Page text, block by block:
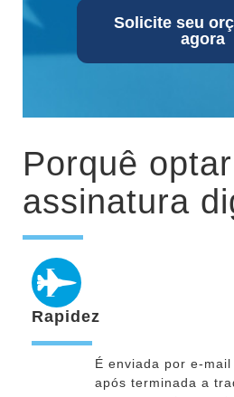
Solicite seu
agora
Porquê
assinatura
Rapidez
É enviada por e-
após terminada a